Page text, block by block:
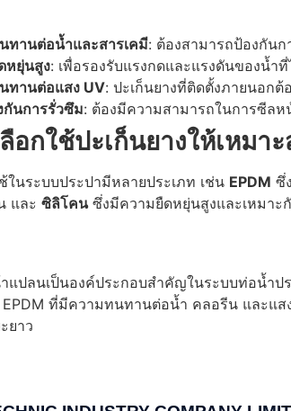
ทานต่อน้ำและสารเคมี: ต้องสามารถป้องกัน
หยุ่นสูง: เพื่อรองรับแรงกดและแรงดันของน้ำ
ทานต่อแสง UV: ปะเก็นยางที่ติดตั้งภายนอก
กันการรั่วซึม: ต้องมีความสามารถในการซีล
อกใช้ปะเก็นยางให้เหมา
ในระบบประปามีหลายประเภท เช่น EPDM ซึ่
และ ซิลิโคนซึ่งมีความยืดหยุ่นสูงและเหมาะ
แปลนเป็นองค์ประกอบสำคัญในระบบท่อน้ำป
ที่มีความทนทานต่อน้ำ คลอรีน และแส
ยาว